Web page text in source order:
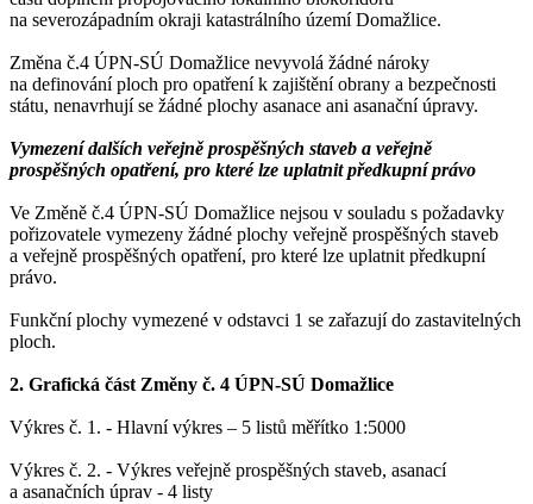
na severozápadním okraji katastrálního území Domažlice.
Změna č.4 ÚPN-SÚ Domažlice nevyvolá žádné nároky
na definování ploch pro opatření k zajištění obrany a bezpečnosti
státu, nenavrhují se žádné plochy asanace ani asanační úpravy.
Vymezení dalších veřejně prospěšných staveb a veřejně
prospěšných opatření, pro které lze uplatnit předkupní právo
Ve Změně č.4 ÚPN-SÚ Domažlice nejsou v souladu s požadavky
pořizovatele vymezeny žádné plochy veřejně prospěšných staveb
a veřejně prospěšných opatření, pro které lze uplatnit předkupní
právo.
Funkční plochy vymezené v odstavci 1 se zařazují do zastavitelných
ploch.
2. Grafická část Změny č. 4 ÚPN-SÚ Domažlice
Výkres č. 1. - Hlavní výkres – 5 listů měřítko 1:5000
Výkres č. 2. - Výkres veřejně prospěšných staveb, asanací
a asanačních úprav - 4 listy